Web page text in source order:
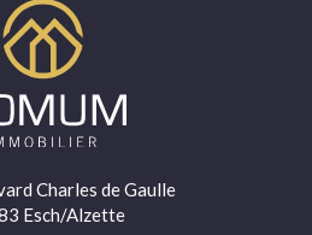
Charles de Gaulle
Esch/Alzette